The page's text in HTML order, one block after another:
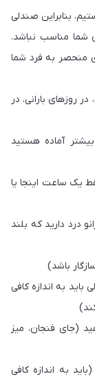
بنابراین صندلی
شما مناسب نباشد.
منحصر به فرد شما
روزهای بارانی، در
آماده هستید
یک ساعت اینجا یا
درد دارید که بلند
باشد)
به اندازه کافی
(جای فنجان، میز
به اندازه کافی